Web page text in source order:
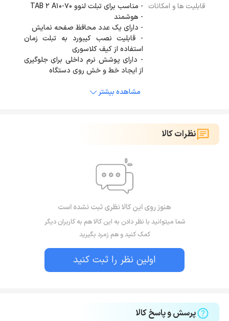
قابلیت ها و امکانات
- هوشمند
- دارای یک عدد محافظ صفحه نمایش
- قابلیت نصب کیبورد به تبلت زمان
استفاده از کیف کلاسوری
- دارای پوشش نرم داخلی برای جلوگیری
از ایجاد خط و خش روی دستگاه
مشاهده بیشتر
نظرات کالا
هنوز روی این کالا نظری ثبت نشده است
شما میتوانید با نظر دادن به این کالا هم به کاربران دیگر
کمک کنید و هم زمرد بگیرید
اولین نظر را ثبت کنید
پرسش و پاسخ کالا